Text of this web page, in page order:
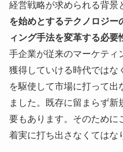
経営戦略が求められる背景
を始めとするテクノロジー
ィング手法を変革する必要
手企業が従来のマーケティ
獲得していける時代ではな
を駆使して市場に打って出
ました。既存に留まらず
要もあります。そのために
着実に打ち出さなくてはな